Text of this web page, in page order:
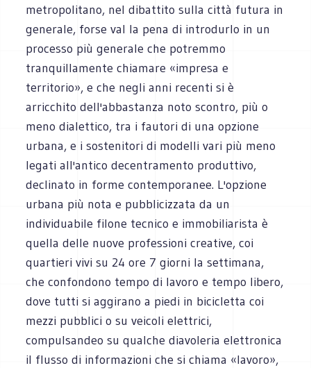
metropolitano, nel dibattito sulla città futura in
generale, forse val la pena di introdurlo in un
processo più generale che potremmo
tranquillamente chiamare «impresa e
territorio», e che negli anni recenti si è
arricchito dell'abbastanza noto scontro, più o
meno dialettico, tra i fautori di una opzione
urbana, e i sostenitori di modelli vari più meno
legati all'antico decentramento produttivo,
declinato in forme contemporanee. L'opzione
urbana più nota e pubblicizzata da un
individuabile filone tecnico e immobiliarista è
quella delle nuove professioni creative, coi
quartieri vivi su 24 ore 7 giorni la settimana,
che confondono tempo di lavoro e tempo libero,
dove tutti si aggirano a piedi in bicicletta coi
mezzi pubblici o su veicoli elettrici,
compulsandeo su qualche diavoleria elettronica
il flusso di informazioni che si chiama «lavoro»,